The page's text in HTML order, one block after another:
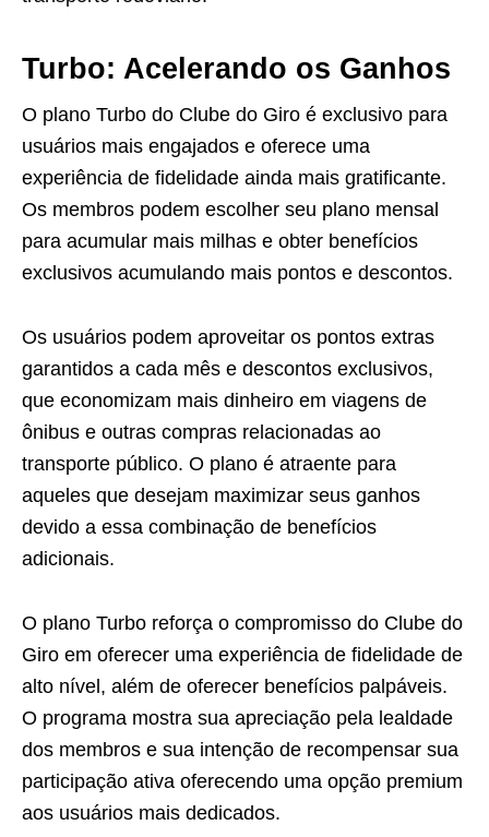
Turbo: Acelerando os Ganhos
O plano Turbo do Clube do Giro é exclusivo para
usuários mais engajados e oferece uma
experiência de fidelidade ainda mais gratificante.
Os membros podem escolher seu plano mensal
para acumular mais milhas e obter benefícios
exclusivos acumulando mais pontos e descontos.
Os usuários podem aproveitar os pontos extras
garantidos a cada mês e descontos exclusivos,
que economizam mais dinheiro em viagens de
ônibus e outras compras relacionadas ao
transporte público. O plano é atraente para
aqueles que desejam maximizar seus ganhos
devido a essa combinação de benefícios
adicionais.
O plano Turbo reforça o compromisso do Clube do
Giro em oferecer uma experiência de fidelidade de
alto nível, além de oferecer benefícios palpáveis.
O programa mostra sua apreciação pela lealdade
dos membros e sua intenção de recompensar sua
participação ativa oferecendo uma opção premium
aos usuários mais dedicados.